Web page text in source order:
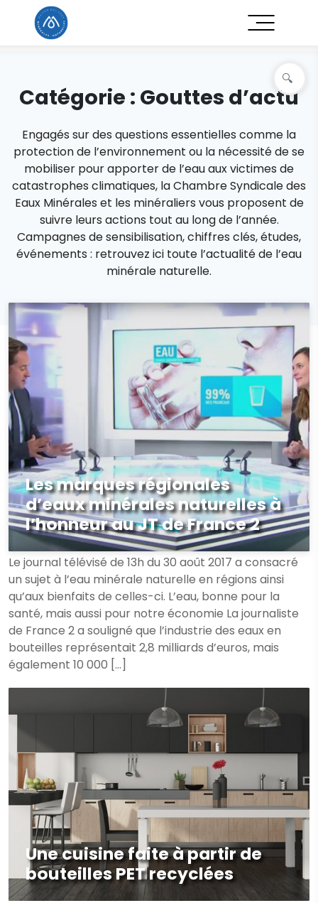
Catégorie : Gouttes d’actu
Engagés sur des questions essentielles comme la
protection de l’environnement ou la nécessité de se
mobiliser pour apporter de l’eau aux victimes de
catastrophes climatiques, la Chambre Syndicale des
Eaux Minérales et les minéraliers vous proposent de
suivre leurs actions tout au long de l’année.
Campagnes de sensibilisation, chiffres clés, études,
événements : retrouvez ici toute l’actualité de l’eau
minérale naturelle.
Les marques régionales
d’eaux minérales naturelles à
l’honneur au JT de France 2
Le journal télévisé de 13h du 30 août 2017 a consacré
un sujet à l’eau minérale naturelle en régions ainsi
qu’aux bienfaits de celles-ci. L’eau, bonne pour la
santé, mais aussi pour notre économie La journaliste
de France 2 a souligné que l’industrie des eaux en
bouteilles représentait 2,8 milliards d’euros, mais
également 10 000 […]
Une cuisine faite à partir de
bouteilles PET recyclées